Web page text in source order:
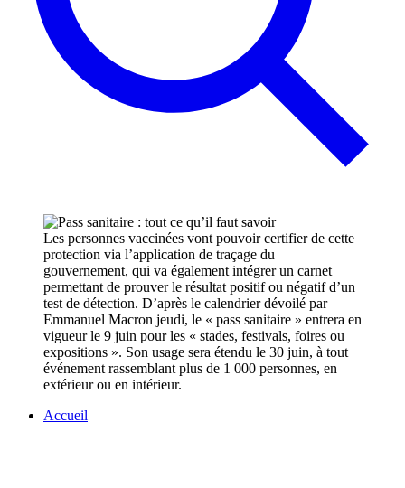
Les personnes vaccinées vont pouvoir certifier de cette
protection via l’application de traçage du
gouvernement, qui va également intégrer un carnet
permettant de prouver le résultat positif ou négatif d’un
test de détection. D’après le calendrier dévoilé par
Emmanuel Macron jeudi, le « pass sanitaire » entrera en
vigueur le 9 juin pour les « stades, festivals, foires ou
expositions ». Son usage sera étendu le 30 juin, à tout
événement rassemblant plus de 1 000 personnes, en
extérieur ou en intérieur.
Accueil